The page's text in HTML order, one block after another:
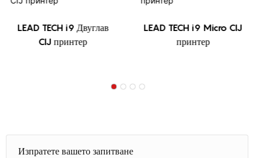
LEAD TECH i9 Двуглав
CIJ принтер
LEAD TECH i9 Micro CIJ
принтер
Изпратете вашето запитване